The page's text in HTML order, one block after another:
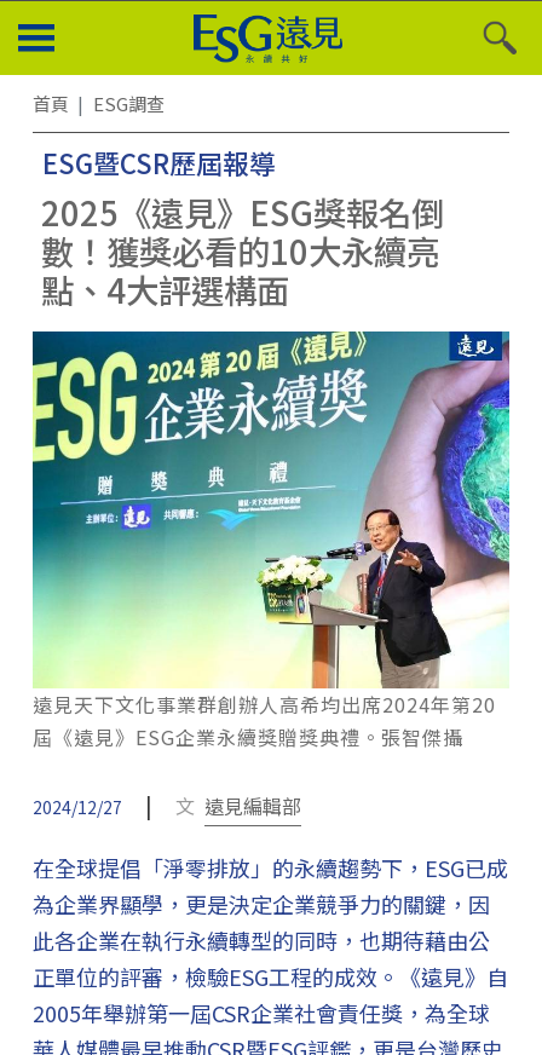
首頁 ESG調查
ESG暨CSR歷屆報導
2025《遠見》ESG獎報名倒
數！獲獎必看的10大永續亮
點、4大評選構面
遠見天下文化事業群創辦人高希均出席2024年第20
屆《遠見》ESG企業永續獎贈獎典禮。張智傑攝
2024/12/27 | 文 遠見編輯部
在全球提倡「淨零排放」的永續趨勢下，ESG已成
為企業界顯學，更是決定企業競爭力的關鍵，因
此各企業在執行永續轉型的同時，也期待藉由公
正單位的評審，檢驗ESG工程的成效。《遠見》自
2005年舉辦第一屆CSR企業社會責任獎，為全球